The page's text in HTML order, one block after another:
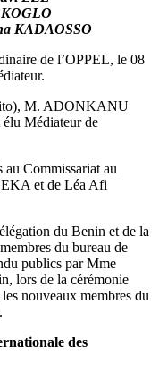
KOGLO
KADAOSSO
de l’OPPEL, le 08
M. ADONKANU
Médiateur de
au Commissariat au
et de Léa Afi
du Benin et de la
du bureau de
publics par Mme
lors de la cérémonie
nouveaux membres du
des